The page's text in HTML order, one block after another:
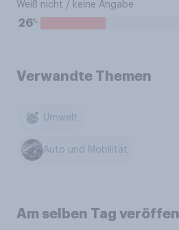
Weiß nicht / keine Angabe
26%
Verwandte Themen
Umwelt
Auto und Mobilität
Am selben Tag